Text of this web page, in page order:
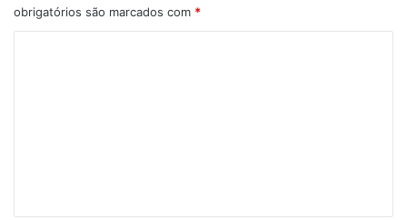
SERVIÇO:
obrigatórios são marcados com *